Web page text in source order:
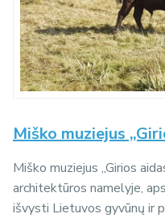
Miško muziejus
Miško muziejus „Girios
architektūros namelyje,
išvysti Lietuvos gyvūnų ir